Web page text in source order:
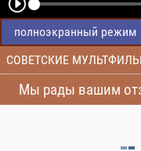
полноэкранный режим
СОВЕТСКИЕ
Мы рады вашим